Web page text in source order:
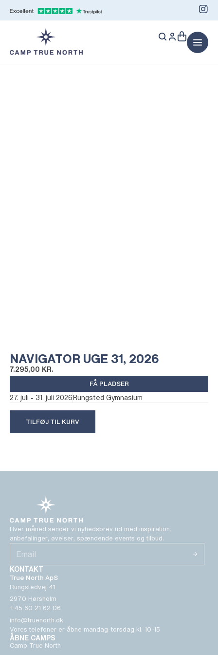
NAVIGATOR UGE 31, 2026
7.295,00 KR.
FÅ PLADSER
27. juli - 31. juli 2026Rungsted Gymnasium
TILFØJ TIL KURV
Hver måned sender vi nyhedsbrev ud med inspiration,
anbefalinger, øvelser, spændende events og tilbud.
KONTAKT
True North ApS
Rungstedvej 41
2970 Hørsholm
+45 60 21 62 06
info@truenorth.dk
Vores telefoner er åbne mandag-torsdag kl. 10-15
ÅBNE CAMPS
Camp True North